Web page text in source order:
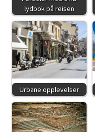
lydbok på reisen
Urbane opplevelser